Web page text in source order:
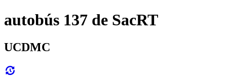
autobús 137 de SacRT
UCDMC